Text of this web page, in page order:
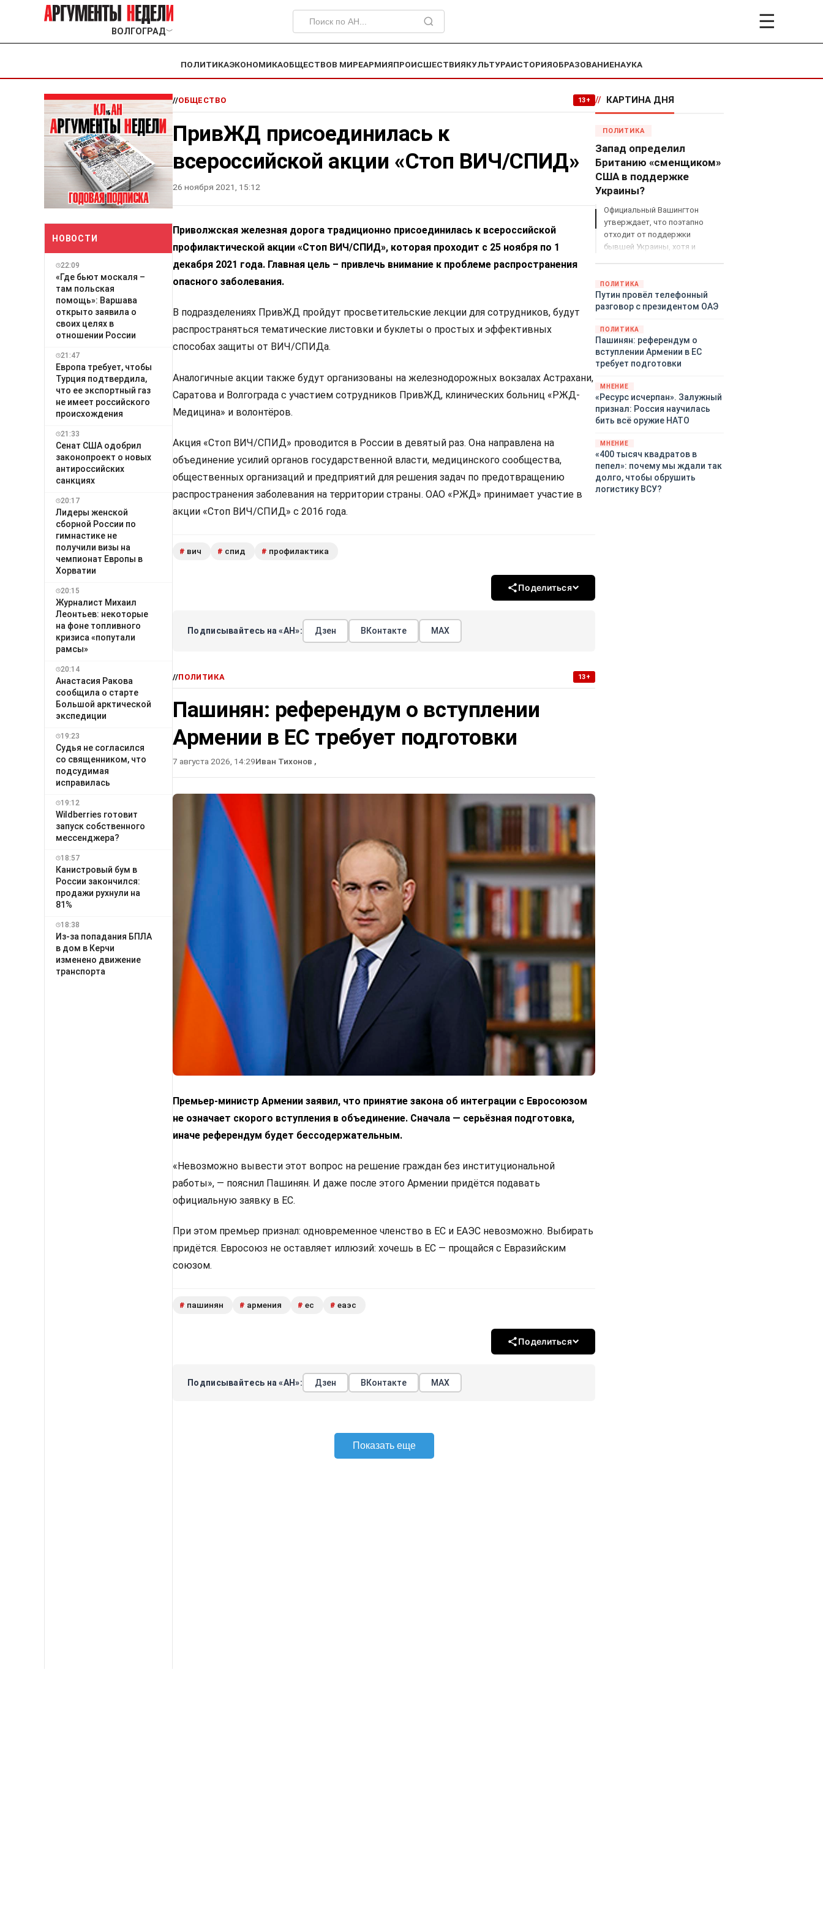
ВОЛГОГРАД﹀ ☰
ПОЛИТИКАЭКОНОМИКАОБЩЕСТВОВ МИРЕАРМИЯПРОИСШЕСТВИЯКУЛЬТУРАИСТОРИЯОБРАЗОВАНИЕНАУКА
НОВОСТИ
22:09
«Где бьют москаля –
там польская
помощь»: Варшава
открыто заявила о
своих целях в
отношении России
21:47
Европа требует, чтобы
Турция подтвердила,
что ее экспортный газ
не имеет российского
происхождения
21:33
Сенат США одобрил
законопроект о новых
антироссийских
санкциях
20:17
Лидеры женской
сборной России по
гимнастике не
получили визы на
чемпионат Европы в
Хорватии
20:15
Журналист Михаил
Леонтьев: некоторые
на фоне топливного
кризиса «попутали
рамсы»
20:14
Анастасия Ракова
сообщила о старте
Большой арктической
экспедиции
19:23
Судья не согласился
со священником, что
подсудимая
исправилась
19:12
Wildberries готовит
запуск собственного
мессенджера?
18:57
Канистровый бум в
России закончился:
продажи рухнули на
81%
18:38
Из-за попадания БПЛА
в дом в Керчи
изменено движение
транспорта
//ОБЩЕСТВО 13+
ПривЖД присоединилась к
всероссийской акции «Стоп ВИЧ/СПИД»
26 ноября 2021, 15:12
Приволжская железная дорога традиционно присоединилась к всероссийской
профилактической акции «Стоп ВИЧ/СПИД», которая проходит с 25 ноября по 1
декабря 2021 года. Главная цель – привлечь внимание к проблеме распространения
опасного заболевания.
В подразделениях ПривЖД пройдут просветительские лекции для сотрудников, будут
распространяться тематические листовки и буклеты о простых и эффективных
способах защиты от ВИЧ/СПИДа.
Аналогичные акции также будут организованы на железнодорожных вокзалах Астрахани,
Саратова и Волгограда с участием сотрудников ПривЖД, клинических больниц «РЖД-
Медицина» и волонтёров.
Акция «Стоп ВИЧ/СПИД» проводится в России в девятый раз. Она направлена на
объединение усилий органов государственной власти, медицинского сообщества,
общественных организаций и предприятий для решения задач по предотвращению
распространения заболевания на территории страны. ОАО «РЖД» принимает участие в
акции «Стоп ВИЧ/СПИД» с 2016 года.
# вич # спид # профилактика
Поделиться
Подписывайтесь на «АН»: Дзен ВКонтакте МАХ
//ПОЛИТИКА 13+
Пашинян: референдум о вступлении
Армении в ЕС требует подготовки
7 августа 2026, 14:29Иван Тихонов ,
Премьер-министр Армении заявил, что принятие закона об интеграции с Евросоюзом
не означает скорого вступления в объединение. Сначала — серьёзная подготовка,
иначе референдум будет бессодержательным.
«Невозможно вывести этот вопрос на решение граждан без институциональной
работы», — пояснил Пашинян. И даже после этого Армении придётся подавать
официальную заявку в ЕС.
При этом премьер признал: одновременное членство в ЕС и ЕАЭС невозможно. Выбирать
придётся. Евросоюз не оставляет иллюзий: хочешь в ЕС — прощайся с Евразийским
союзом.
# пашинян # армения # ес # еаэс
Поделиться
Подписывайтесь на «АН»: Дзен ВКонтакте МАХ
Показать еще
// КАРТИНА ДНЯ
ПОЛИТИКА
Запад определил
Британию «сменщиком»
США в поддержке
Украины?
Официальный Вашингтон
утверждает, что поэтапно
отходит от поддержки
бывшей Украины, хотя и
закупленное ранее оружие.
Также американская
администрация скидывает на
киевского режима оружием,
которое стремится продавать
всем новым снабженцам.
Однако часто возникают
предположения о возможном
«сменщике» американцев на
этом позорном посту.
Рассмотрим, кто же рвётся на
ПОЛИТИКА
Путин провёл телефонный
разговор с президентом ОАЭ
ПОЛИТИКА
Пашинян: референдум о
вступлении Армении в ЕС
требует подготовки
МНЕНИЕ
«Ресурс исчерпан». Залужный
признал: Россия научилась
бить всё оружие НАТО
МНЕНИЕ
«400 тысяч квадратов в
пепел»: почему мы ждали так
долго, чтобы обрушить
логистику ВСУ?